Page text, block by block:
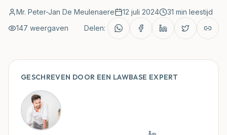
Blog
Rechtspraak
Mijn Document Nakijken
Mr. Peter-Jan De Meulenaere 12 juli 2024 31 min leestijd
147 weergaven Delen:
GESCHREVEN DOOR EEN LAWBASE EXPERT